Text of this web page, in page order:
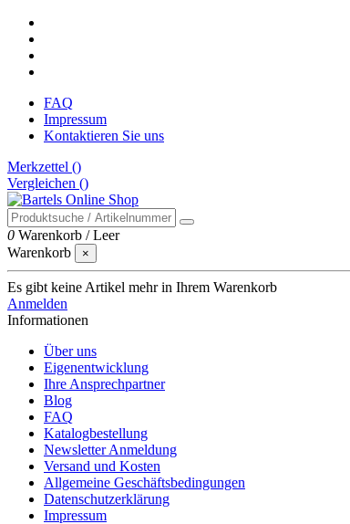
FAQ
Impressum
Kontaktieren Sie uns
Merkzettel ()
Vergleichen ()
0 Warenkorb /Leer
Warenkorb
×
Es gibt keine Artikel mehr in Ihrem Warenkorb
Anmelden
Informationen
Über uns
Eigenentwicklung
Ihre Ansprechpartner
Blog
FAQ
Katalogbestellung
Newsletter Anmeldung
Versand und Kosten
Allgemeine Geschäftsbedingungen
Datenschutzerklärung
Impressum